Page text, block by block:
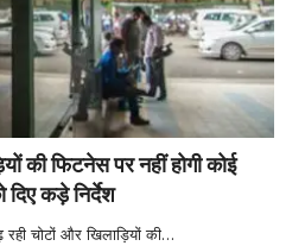
की फिटनेस पर नहीं होगी कोई
कड़े निर्देश
चोटों और खिलाड़ियों की…